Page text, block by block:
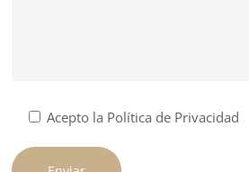
Acepto la Política de Privacidad